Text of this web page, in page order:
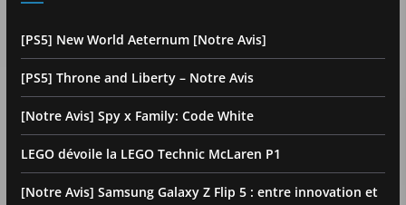
[PS5] New World Aeternum [Notre Avis]
[PS5] Throne and Liberty – Notre Avis
[Notre Avis] Spy x Family: Code White
LEGO dévoile la LEGO Technic McLaren P1
[Notre Avis] Samsung Galaxy Z Flip 5 : entre innovation et